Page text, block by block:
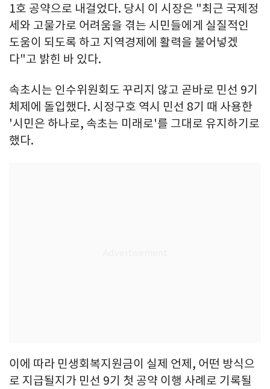
1호 공약으로 내걸었다. 당시 이 시장은 "최근 국제정
세와 고물가로 어려움을 겪는 시민들에게 실질적인
도움이 되도록 하고 지역경제에 활력을 불어넣겠
다"고 밝힌 바 있다.
속초시는 인수위원회도 꾸리지 않고 곧바로 민선 9기
체제에 돌입했다. 시정구호 역시 민선 8기 때 사용한
'시민은 하나로, 속초는 미래로'를 그대로 유지하기로
했다.
이에 따라 민생회복지원금이 실제 언제, 어떤 방식으
로 지급될지가 민선 9기 첫 공약 이행 사례로 기록될